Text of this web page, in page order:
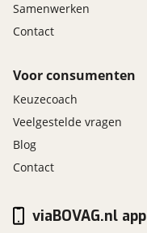
Samenwerken
Contact
Voor consumenten
Keuzecoach
Veelgestelde vragen
Blog
Contact
viaBOVAG.nl app